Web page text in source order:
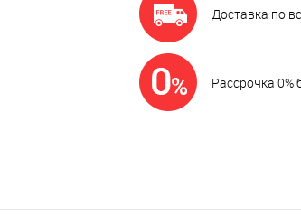
Доставка по
Рассрочка 0%